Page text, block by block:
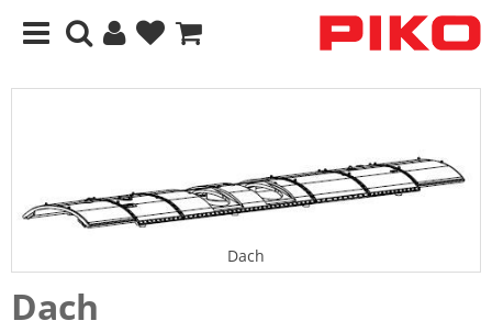
Dach
Dach